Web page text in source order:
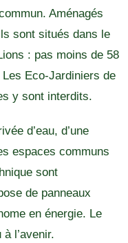
Aménagés
sont situés dans le
: pas moins de 58
Eco-Jardiniers de
y sont interdits.
d’eau, d’une
espaces communs
sont
de panneaux
en énergie. Le
l’avenir.